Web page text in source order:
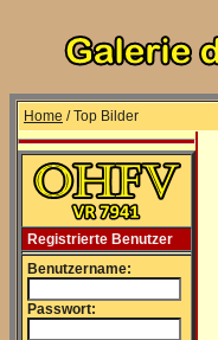
Home / Top Bilder
Registrierte Benutzer
Benutzername:
Passwort: